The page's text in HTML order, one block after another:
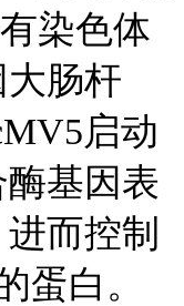
染色体
肠杆
启动
基因表
而控制
蛋白。